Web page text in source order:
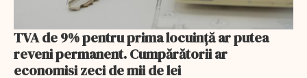
TVA de 9% pentru prima locuință ar putea
reveni permanent. Cumpărătorii ar
economisi zeci de mii de lei